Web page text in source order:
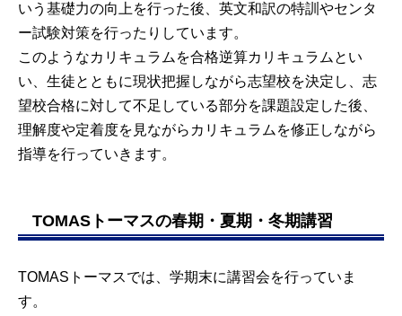
いう基礎力の向上を行った後、英文和訳の特訓やセンタ
ー試験対策を行ったりしています。
このようなカリキュラムを合格逆算カリキュラムとい
い、生徒とともに現状把握しながら志望校を決定し、志
望校合格に対して不足している部分を課題設定した後、
理解度や定着度を見ながらカリキュラムを修正しながら
指導を行っていきます。
TOMASトーマスの春期・夏期・冬期講習
TOMASトーマスでは、学期末に講習会を行っていま
す。